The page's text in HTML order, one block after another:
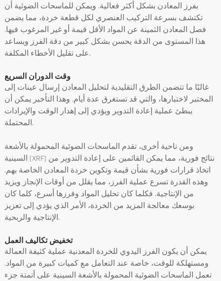
بفرز المعادن بشكل أكثر فعالية. ويمكن للماسحات الضوئية أن
تكتشف بسرعة التركيب العنصري لكل قطعة خردة، مما يضمن
فصل المعادن الثمينة عن المواد الأقل قيمة أو غير المرغوب فيها.
هذا المستوى من الدقة يحسن بشكل كبير من دقة الفرز ويساعد
على تقليل الأخطاء المكلفة.
وقت الدوران السريع
غالبًا ما تتضمن الطرق التقليدية لتحليل المعادن إرسال عينات إلى
المختبر لاختبارها، والتي قد تستغرق عدة أيام. وهذا التأخير يمكن أن
يبطئ عملية إعادة التدوير ويؤدي إلى إهدار الوقت والإيرادات
المحتملة.
ومن ناحية أخرى، تقدم الماسحات الضوئية المحمولة بالأشعة
السينية (XRF) نتائج فورية، مما يمكن القائمين على إعادة التدوير من
اتخاذ قرارات فورية بشأن قيمة وتكوين خردة المعادن الخاصة بهم.
وهذه القدرة تسرع عملية الفرز، مما يقلل من أوقات الإنجاز ويزيد
من الإنتاجية. فكلما كان تحليل المواد وفرزها أسرع، كلما كان
بوسعك معالجة المزيد من الخردة، الأمر الذي يؤدي إلى تعزيز
الإنتاجية والربحية.
تخفيض تكاليف العمل
يمكن أن يكون الفرز اليدوي للخردة المعدنية عملية كثيفة العمالة
ومستهلكة للوقت، خاصة عند التعامل مع كميات كبيرة من المواد.
تعمل الماسحات الضوئية المحمولة بالأشعة السينية على أتمتة جزء